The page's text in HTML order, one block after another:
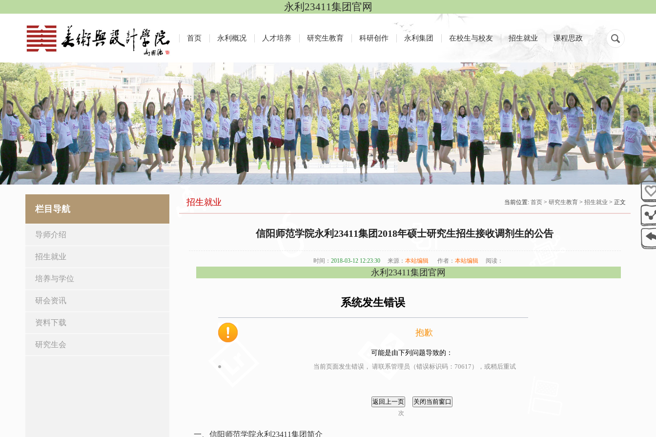
永利23411集团官网
首页 永利概况 人才培养 研究生教育 科研创作 永利集团 在校生与校友 招生就业 课程思政
栏目导航
导师介绍
招生就业
培养与学位
研会资讯
资料下载
研究生会
招生就业 当前位置: 首页> 研究生教育> 招生就业 > 正文
信阳师范学院永利23411集团2018年硕士研究生招生接收调剂生的公告
时间：2018-03-12 12:23:30 来源：本站编辑 作者：本站编辑 阅读：
永利23411集团官网
系统发生错误
抱歉
可能是由下列问题导致的：
当前页面发生错误， 请联系管理员（错误标识码：70617），或稍后重试
次
一、信阳师范学院永利23411集团简介